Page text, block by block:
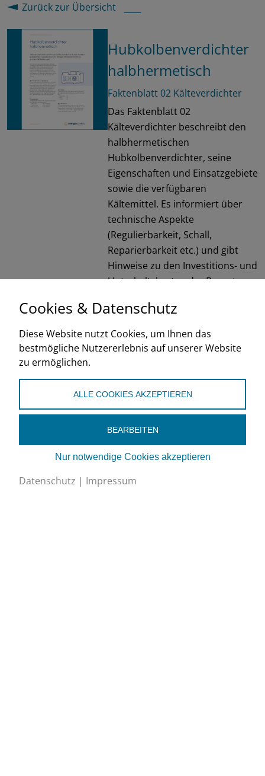
Zurück zur Übersicht
Hubkolbenverdichter
halbhermetisch
Faktenblatt 02 Kälteverdichter
Das Faktenblatt 02
Kälteverdichter beschreibt den
halbhermetischen
Hubkolbenverdichter, seine
Eigenschaften und Einsatzgebiete
sowie die verfügbaren
Kältemittel. Es informiert über
technische Aspekte
(Regulierbarkeit, Schall,
Reparierbarkeit etc.) und gibt
Hinweise zu den Investitions- und
Unterhaltskosten der Bauart.
EnergieSchweiz/BFE
2022
Eichistrasse 1, 6055 Alpnach Dorf
Cookies & Datenschutz
Diese Website nutzt Cookies, um Ihnen das
bestmögliche Nutzererlebnis auf unserer Website
zu ermöglichen.
ALLE COOKIES AKZEPTIEREN
BEARBEITEN
Nur notwendige Cookies akzeptieren
Datenschutz | Impressum